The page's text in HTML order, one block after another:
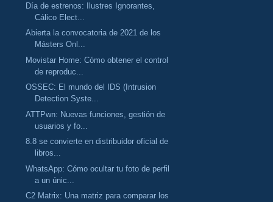
Día de estrenos: Ilustres Ignorantes,
Cálico Elect...
Abierta la convocatoria de 2021 de los
Másters Onl...
Movistar Home: Cómo obtener el control
de reproduc...
OSSEC: El mundo del IDS (Intrusion
Detection Syste...
ATTPwn: Nuevas funciones, gestión de
usuarios y fo...
8.8 se convierte en distribuidor oficial de
libros...
WhatsApp: Cómo ocultar tu foto de perfil
a un únic...
C2 Matrix: Una matriz para comparar los